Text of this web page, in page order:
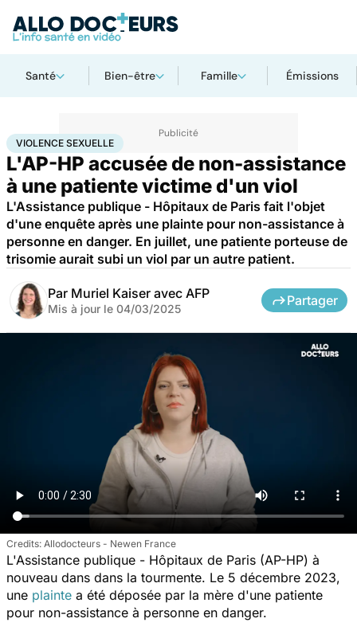
Santé Bien-être Famille Émissions
AccueilSantéSociété Justice Violence sexuelle
VIOLENCE SEXUELLE
L'AP-HP accusée de non-assistance
à une patiente victime d'un viol
L'Assistance publique - Hôpitaux de Paris fait l'objet
d'une enquête après une plainte pour non-assistance à
personne en danger. En juillet, une patiente porteuse de
trisomie aurait subi un viol par un autre patient.
Par Muriel Kaiser avec AFP
Mis à jour le 04/03/2025
Partager
Allodocteurs - Newen France
L'Assistance publique - Hôpitaux de Paris (AP-HP) à
nouveau dans dans la tourmente. Le 5 décembre 2023,
une plainte a été déposée par la mère d'une patiente
pour non-assistance à personne en danger.